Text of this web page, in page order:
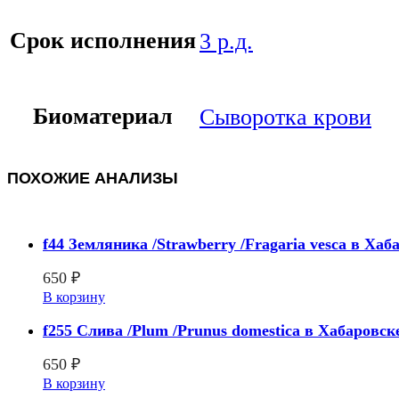
Срок исполнения3 р.д.
Биоматериал Сыворотка крови
ПОХОЖИЕ АНАЛИЗЫ
f44 Земляника /Strawberry /Fragaria vesca в
650 ₽
В корзину
f255 Слива /Plum /Prunus domestica в
650 ₽
В корзину